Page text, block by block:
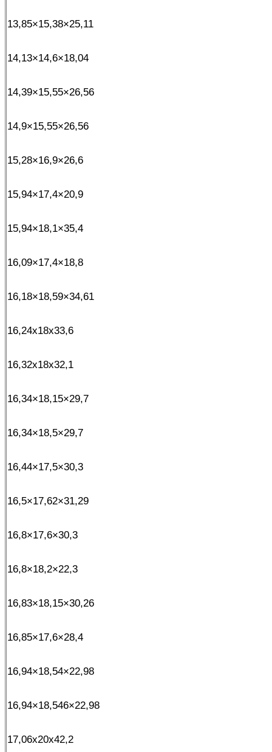
13,85×15,38×25,11
14,13×14,6×18,04
14,39×15,55×26,56
14,9×15,55×26,56
15,28×16,9×26,6
15,94×17,4×20,9
15,94×18,1×35,4
16,09×17,4×18,8
16,18×18,59×34,61
16,24x18x33,6
16,32x18x32,1
16,34×18,15×29,7
16,34×18,5×29,7
16,44×17,5×30,3
16,5×17,62×31,29
16,8×17,6×30,3
16,8×18,2×22,3
16,83×18,15×30,26
16,85×17,6×28,4
16,94×18,54×22,98
16,94×18,546×22,98
17,06x20x42,2